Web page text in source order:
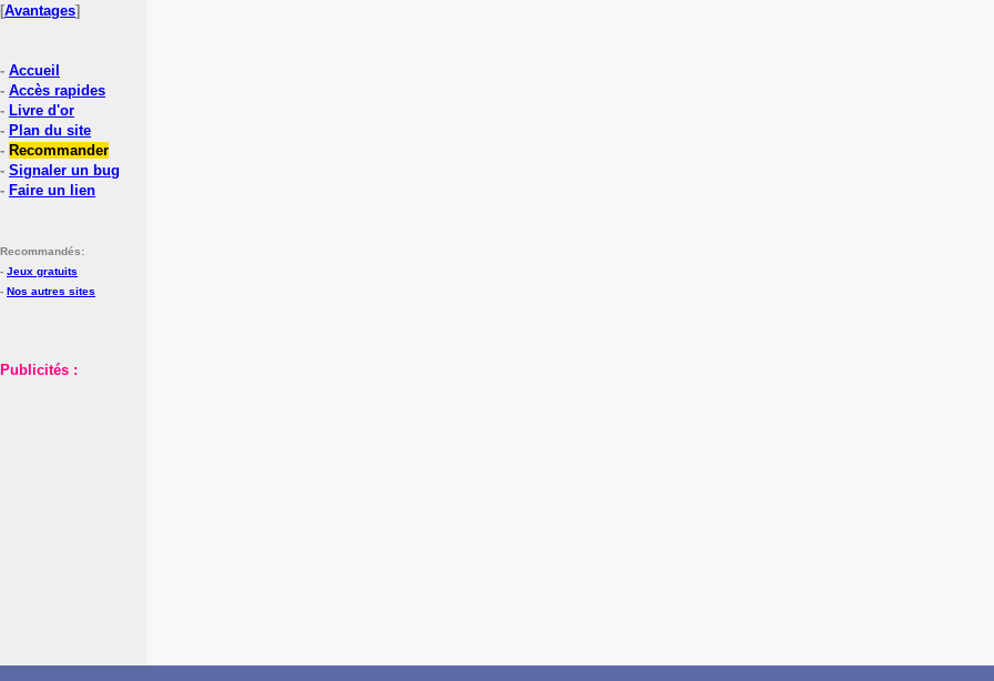
[Avantages]
- Accueil
- Accès rapides
- Livre d'or
- Plan du site
- Recommander
- Signaler un bug
- Faire un lien
Recommandés:
- Jeux gratuits
- Nos autres sites
Publicités :